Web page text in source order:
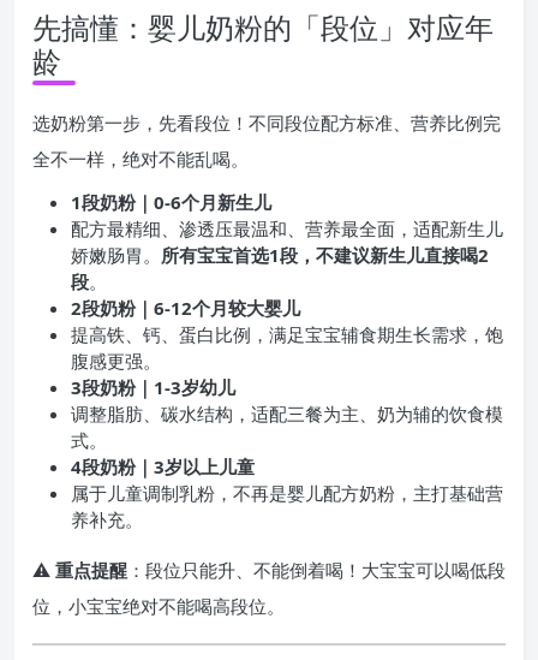
先搞懂：婴儿奶粉的「段位」对应年
龄
选奶粉第一步，先看段位！不同段位配方标准、营养比例完
全不一样，绝对不能乱喝。
1段奶粉｜0-6个月新生儿
配方最精细、渗透压最温和、营养最全面，适配新生儿
娇嫩肠胃。 所有宝宝首选1段，不建议新生儿直接喝2
段。
2段奶粉｜6-12个月较大婴儿
提高铁、钙、蛋白比例，满足宝宝辅食期生长需求，饱
腹感更强。
3段奶粉｜1-3岁幼儿
调整脂肪、碳水结构，适配三餐为主、奶为辅的饮食模
式。
4段奶粉｜3岁以上儿童
属于儿童调制乳粉，不再是婴儿配方奶粉，主打基础营
养补充。
⚠️ 重点提醒 ：段位只能升、不能倒着喝！大宝宝可以喝低段
位，小宝宝绝对不能喝高段位。